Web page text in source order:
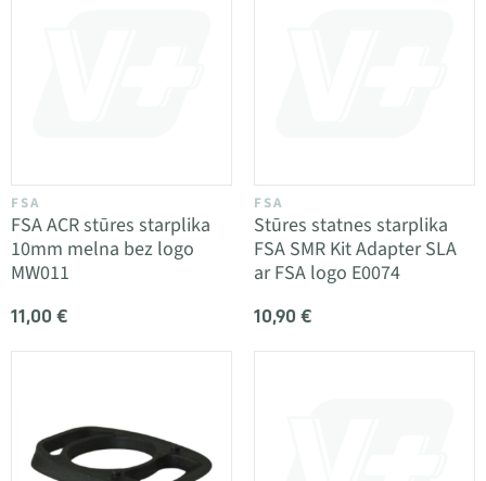
FSA
FSA ACR stūres starplika
10mm melna bez logo
MW011
11,00 €
FSA
Stūres statnes starplika
FSA SMR Kit Adapter SLA
ar FSA logo E0074
10,90 €